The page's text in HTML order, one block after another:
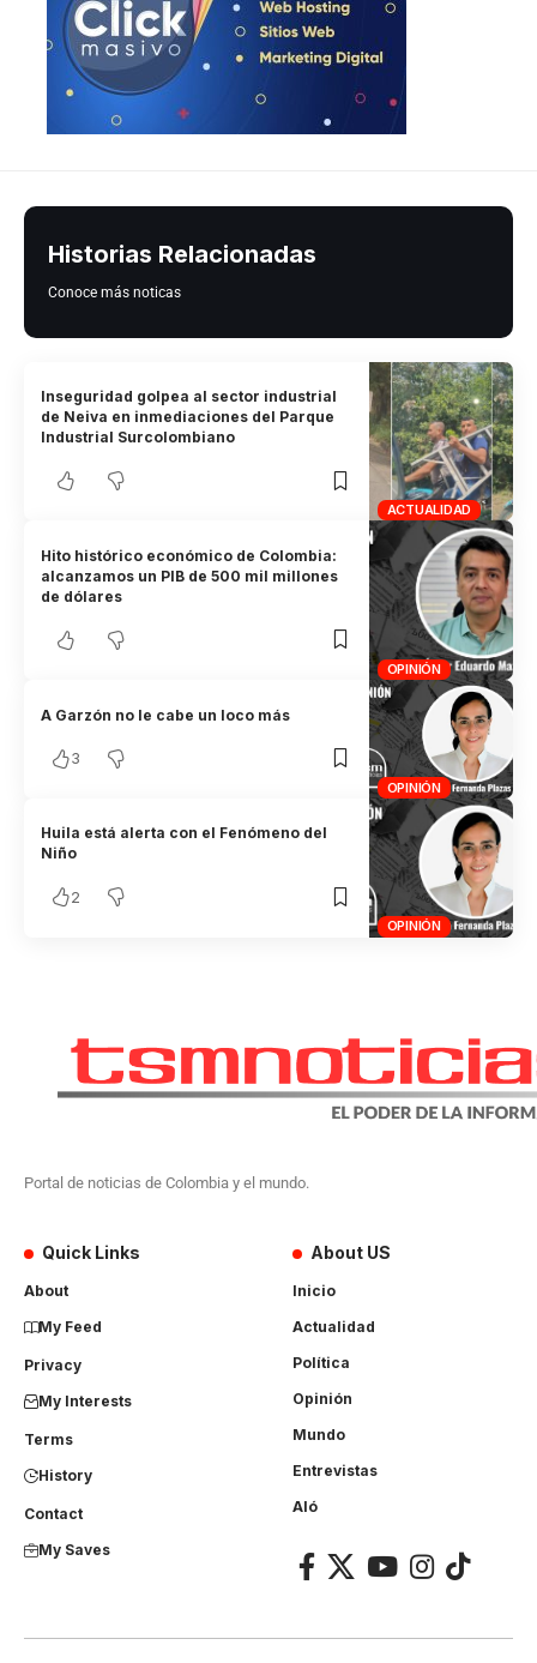
Historias Relacionadas
Conoce más noticas
ACTUALIDAD
Inseguridad golpea al sector industrial
de Neiva en inmediaciones del Parque
Industrial Surcolombiano
OPINIÓN
Hito histórico económico de Colombia:
alcanzamos un PIB de 500 mil millones
de dólares
OPINIÓN
A Garzón no le cabe un loco más
3
OPINIÓN
Huila está alerta con el Fenómeno del
Niño
2
Portal de noticias de Colombia y el mundo.
Quick Links
About
My Feed
Privacy
My Interests
Terms
History
Contact
My Saves
About US
Inicio
Actualidad
Política
Opinión
Mundo
Entrevistas
Aló